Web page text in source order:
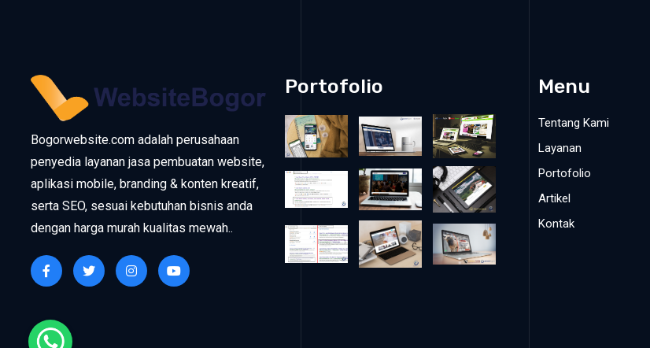
Bogorwebsite.com adalah perusahaan
penyedia layanan jasa pembuatan website,
aplikasi mobile, branding & konten kreatif,
serta SEO, sesuai kebutuhan bisnis anda
dengan harga murah kualitas mewah..
Portofolio Menu
Tentang Kami
Layanan
Portofolio
Artikel
Kontak